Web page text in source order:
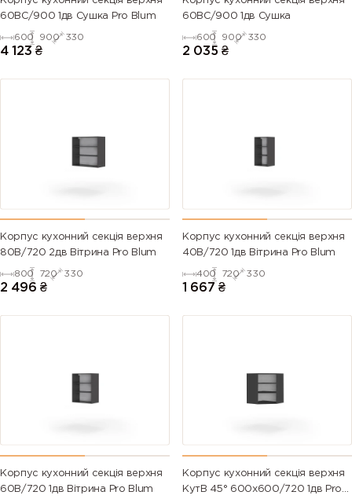
60ВС/900 1дв Сушка Pro Blum
600 900 330
4 123 ₴
60ВС/900 1дв Сушка
600 900 330
2 035 ₴
Корпус кухонний секцiя верхня
80В/720 2дв Вітрина Pro Blum
800 720 330
2 496 ₴
Корпус кухонний секцiя верхня
40В/720 1дв Вітрина Pro Blum
400 720 330
1 667 ₴
Корпус кухонний секцiя верхня
60В/720 1дв Вітрина Pro Blum
Корпус кухонний секцiя верхня
КутВ 45° 600х600/720 1дв Pro